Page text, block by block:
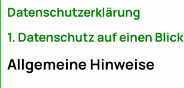
Datenschutz­erklärung
1. Datenschutz auf einen Blick
Allgemeine Hinweise